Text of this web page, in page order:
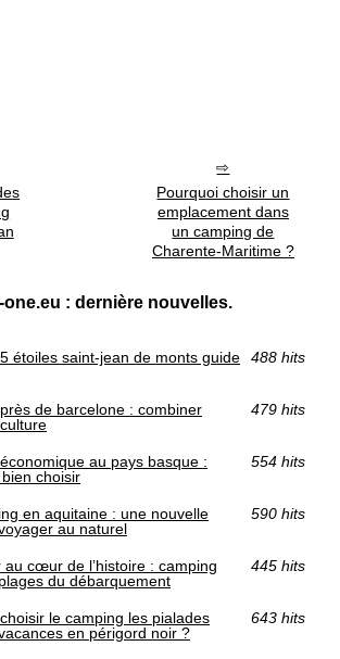
Pourquoi choisir un
emplacement dans
un camping de
Charente-Maritime ?
one.eu : dernière nouvelles.
étoiles saint-jean de monts guide
488 hits
de barcelone : combiner
479 hits
au pays basque :
choisir
554 hits
en aquitaine : une nouvelle
au naturel
590 hits
au cœur de l’histoire : camping
du débarquement
445 hits
le camping les pialades
en périgord noir ?
643 hits